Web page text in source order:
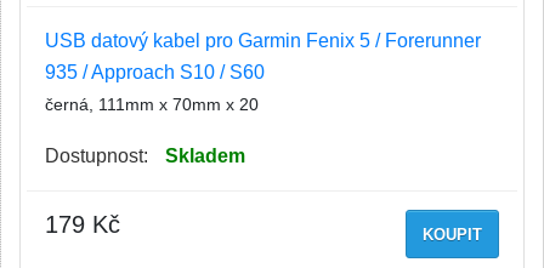
USB datový kabel pro Garmin Fenix 5 / Forerunner
935 / Approach S10 / S60
černá, 111mm x 70mm x 20
Dostupnost: Skladem
KOUPIT
179 Kč